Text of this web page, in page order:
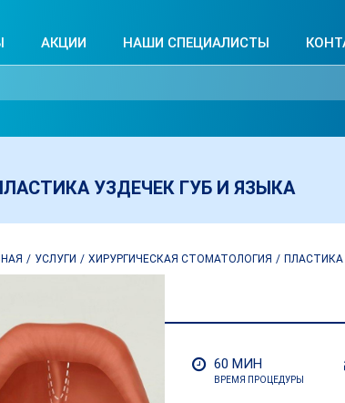
АКЦИИ НАШИ СПЕЦИАЛИСТЫ
УЗДЕЧЕК ГУБ И ЯЗЫКА
УСЛУГИ ХИРУРГИЧЕСКАЯ СТОМАТОЛОГИЯ
60 МИН
ВРЕМЯ ПРОЦЕДУРЫ